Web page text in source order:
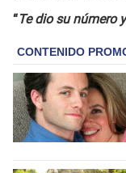
“Te dio su número